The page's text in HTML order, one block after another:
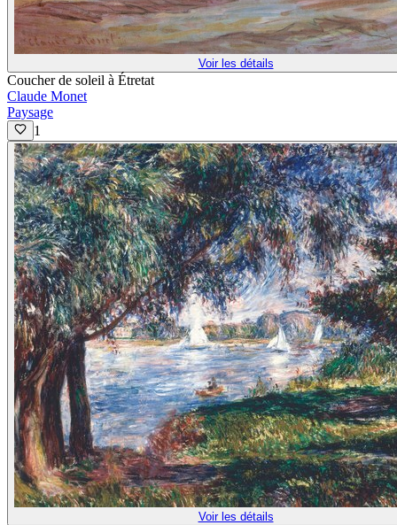
Voir les détails
Coucher de soleil à Étretat
Claude Monet
Paysage
1
Voir les détails